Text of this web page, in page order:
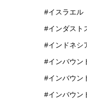
イスラエル
インダスト
インドネシ
インバウン
インバウン
インバウン